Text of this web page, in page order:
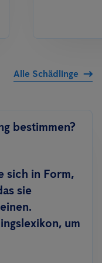
Alle Schädlinge
bestimmen?
sich in Form,
sie
um